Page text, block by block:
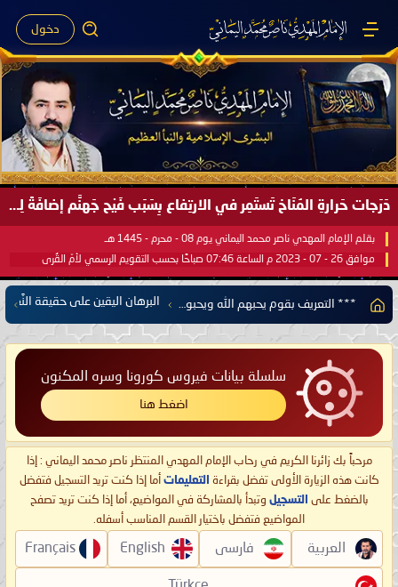
دخول
صَيْفُ سَقَرَ يَبدأُ في اجتياحِ شِتاءِ القُطبِ الشَّمالي كَما وعَدناكُم بالحقِّ لعَامِكم هذا (1445 هـ) ..
بقلم الإمام المهدي ناصر محمد اليماني يوم 18 - جمادى الآخرة - 1445 هـ
موافق 31 - 12 - 2023 م الساعة 07:44 صباحًا بحسب التقويم الرسمي لأمّ القُرى
*** التعريف بقوم يحبهم الله ويحبونه إلى كافة علماء الأمة والناس أجمعين *** البرهان اليقين على حقيقة
سلسلة بيانات فيروس كورونا وسره المكنون
اضغط هنا
مرحباً بك زائرنا الكريم في رحاب الإمام المهدي المنتظر ناصر محمد اليماني : إذا
كانت هذه الزيارة الأولى تفضل بقراءة التعليمات أما إذا كنت تريد التسجيل فتفضل
بالضغط على التسجيل وتبدأ بالمشاركة في المواضيع، أما إذا كنت تريد تصفح
المواضيع فتفضل باختيار القسم المناسب أسفله.
العربية فارسی English
Français